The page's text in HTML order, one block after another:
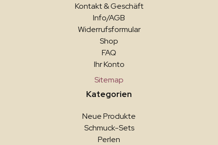
Kontakt & Geschäft
Info/AGB
Widerrufsformular
Shop
FAQ
Ihr Konto
Sitemap
Kategorien
Neue Produkte
Schmuck-Sets
Perlen